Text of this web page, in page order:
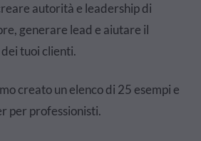
autorità e leadership di
generare lead e aiutare il
tuoi clienti.
creato un elenco di 25 esempi e
per professionisti.